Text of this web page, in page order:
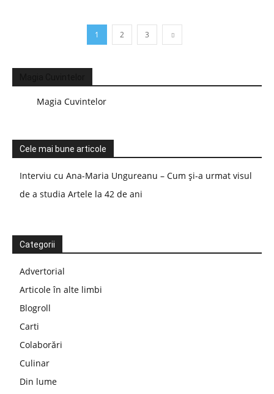
1 2 3
Magia Cuvintelor
Cele mai bune articole
Interviu cu Ana-Maria Ungureanu – Cum și-a urmat visul
de a studia Artele la 42 de ani
Categorii
Advertorial
Articole în alte limbi
Blogroll
Carti
Colaborări
Culinar
Din lume